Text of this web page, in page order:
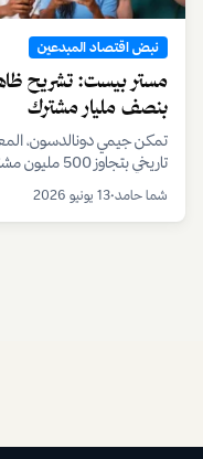
نبض اقتصاد المبدعين
مستر بيست: تشريح
بنصف مليار مشترك
تمكن جيمي دونالدسون،
تاريخي
شما حامد•13 يونيو 2026